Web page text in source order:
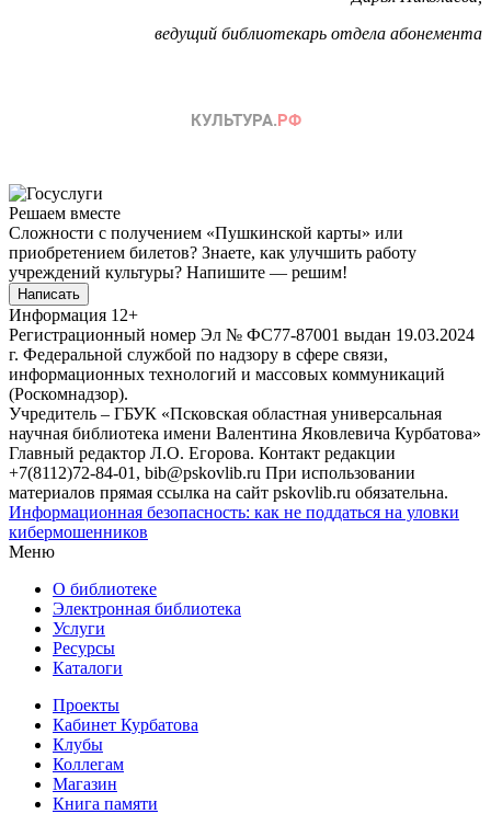
ведущий библиотекарь отдела абонемента
Решаем вместе
Сложности с получением «Пушкинской карты» или
приобретением билетов? Знаете, как улучшить работу
учреждений культуры? Напишите — решим!
Написать
Информация 12+
Регистрационный номер Эл № ФС77-87001 выдан 19.03.2024
г. Федеральной службой по надзору в сфере связи,
информационных технологий и массовых коммуникаций
(Роскомнадзор).
Учредитель – ГБУК «Псковская областная универсальная
научная библиотека имени Валентина Яковлевича Курбатова»
Главный редактор Л.О. Егорова. Контакт редакции
+7(8112)72-84-01, bib@pskovlib.ru При использовании
материалов прямая ссылка на сайт pskovlib.ru обязательна.
Информационная безопасность: как не поддаться на уловки
кибермошенников
Меню
О библиотеке
Электронная библиотека
Услуги
Ресурсы
Каталоги
Проекты
Кабинет Курбатова
Клубы
Коллегам
Магазин
Книга памяти